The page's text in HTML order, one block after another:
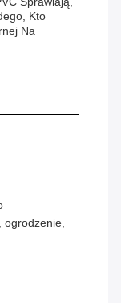
Kto
Na
ogrodzenie,